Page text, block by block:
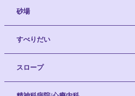
砂場
すべりだい
スロープ